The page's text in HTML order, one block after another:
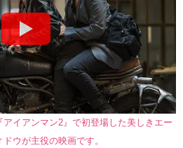
アイアンマン2』で初登場した美しきエー
ウが主役の映画です。